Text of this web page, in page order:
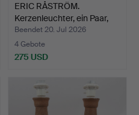
ERIC RÅSTRÖM.
Kerzenleuchter, ein Paar,
Si…
Beendet 20. Jul 2026
4 Gebote
275 USD